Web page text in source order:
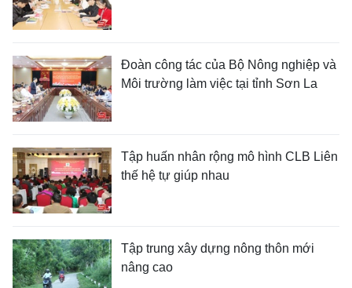
Đoàn công tác của Bộ Nông nghiệp và
Môi trường làm việc tại tỉnh Sơn La
Tập huấn nhân rộng mô hình CLB Liên
thế hệ tự giúp nhau
Tập trung xây dựng nông thôn mới
nâng cao